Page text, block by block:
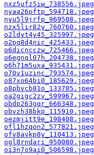
nxz5ufz5iw_738556.jpeg
nyaa26pftp_594718.jpeg
nyu5l9jrfp_969508.jpeg
nzx5lir82y_760760.jpeg
o2ldyt4y45_325997.jpeg
o2pq8d4nic_425433.jpeg
o6dicncczw_725466.jpeg
o6egnql07h_204738.jpeg
o6h71m5uxa_935431.jpeg
o70v1uzinc_793574.jpeg
o87xo64bi0_185629.jpeg
o8pbvcb81o_133705.jpeg
oa2gigc2zv_599967.jpeg
obdp263gqr_666348.jpeg
obvzh38bkp_115910.jpeg
oezmjitt9e_198408.jpeg
ofl1hzqon2_577821.jpeg
ofv8avkp8y_110413.jpeg
ogl8rndari_950080.jpeg
oi3n7o9ai0_506598.jpeg